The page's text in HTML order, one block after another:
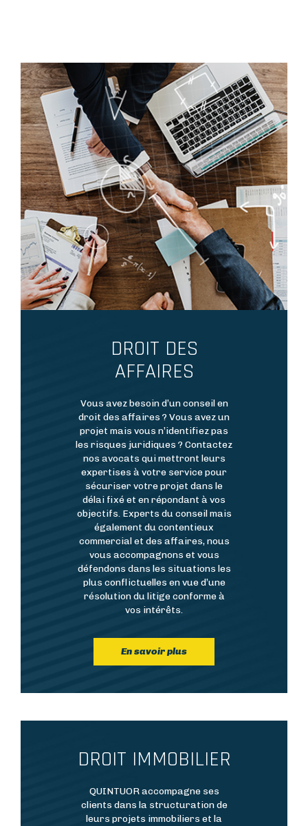
Image
DROIT DES
AFFAIRES
Résumé
Vous avez besoin d’un conseil en
droit des affaires ? Vous avez un
projet mais vous n’identifiez pas
les risques juridiques ? Contactez
nos avocats qui mettront leurs
expertises à votre service pour
sécuriser votre projet dans le
délai fixé et en répondant à vos
objectifs. Experts du conseil mais
également du contentieux
commercial et des affaires, nous
vous accompagnons et vous
défendons dans les situations les
plus conflictuelles en vue d’une
résolution du litige conforme à
vos intérêts.
En savoir plus
DROIT IMMOBILIER
Résumé
QUINTUOR accompagne ses
clients dans la structuration de
leurs projets immobiliers et la